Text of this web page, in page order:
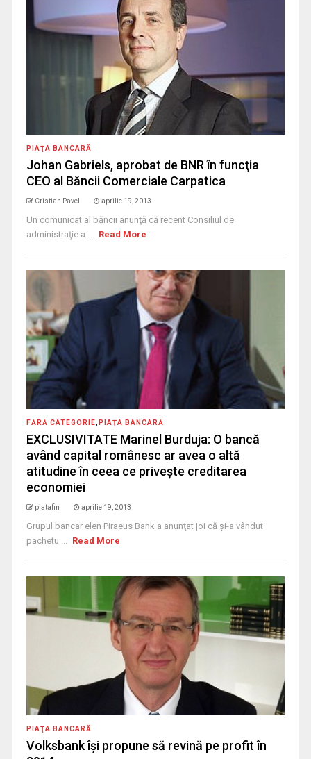
PIAŢA BANCARĂ
Johan Gabriels, aprobat de BNR în funcţia
CEO al Băncii Comerciale Carpatica
Cristian Pavel aprilie 19, 2013
Un comunicat al băncii anunţă că recent Consiliul de
administraţie a ... Read More
FĂRĂ CATEGORIE PIAŢA BANCARĂ
EXCLUSIVITATE Marinel Burduja: O bancă
având capital românesc ar avea o altă
atitudine în ceea ce priveşte creditarea
economiei
piatafin aprilie 19, 2013
Grupul bancar elen Piraeus Bank a anunţat joi că şi-a vândut
pachetu ... Read More
PIAŢA BANCARĂ
Volksbank îşi propune să revină pe profit în